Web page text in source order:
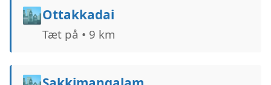
🏙️Ottakkadai
Tæt på • 9 km